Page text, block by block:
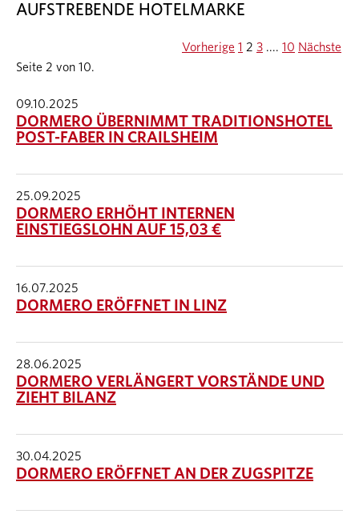
AUFSTREBENDE HOTELMARKE
Seite 2 von 10.
Vorherige 1 2 3 .... 10 Nächste
09.10.2025
DORMERO ÜBERNIMMT TRADITIONSHOTEL
POST-FABER IN CRAILSHEIM
25.09.2025
DORMERO ERHÖHT INTERNEN
EINSTIEGSLOHN AUF 15,03 €
16.07.2025
DORMERO ERÖFFNET IN LINZ
28.06.2025
DORMERO VERLÄNGERT VORSTÄNDE UND
ZIEHT BILANZ
30.04.2025
DORMERO ERÖFFNET AN DER ZUGSPITZE